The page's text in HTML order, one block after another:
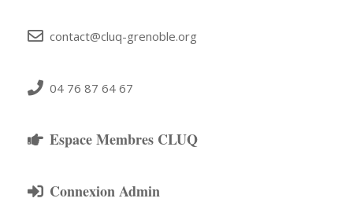
contact@cluq-grenoble.org
04 76 87 64 67
Espace Membres CLUQ
Connexion Admin